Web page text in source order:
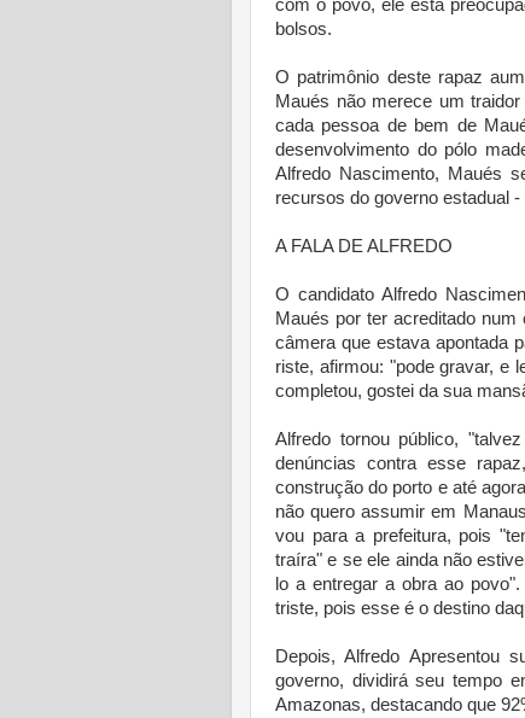
com o povo, ele está
bolsos.
O patrimônio deste rapaz
Maués não merece um
cada pessoa de bem de
desenvolvimento do pólo
Alfredo Nascimento, Maués
recursos do governo estadual
A FALA DE ALFREDO
O candidato Alfredo
Maués por ter acreditado
câmera que estava apontada
riste, afirmou: "pode gravar, e
completou, gostei da sua
Alfredo tornou público,
denúncias contra esse
construção do porto e até
não quero assumir em
vou para a prefeitura, pois
traíra" e se ele ainda não
lo a entregar a obra ao
triste, pois esse é o destino
Depois, Alfredo Apresentou
governo, dividirá seu tempo
Amazonas, destacando que